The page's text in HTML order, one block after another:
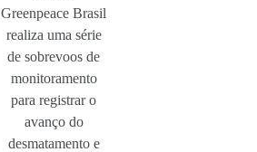
Greenpeace Brasil
realiza uma série
de sobrevoos de
monitoramento
para registrar o
avanço do
desmatamento e